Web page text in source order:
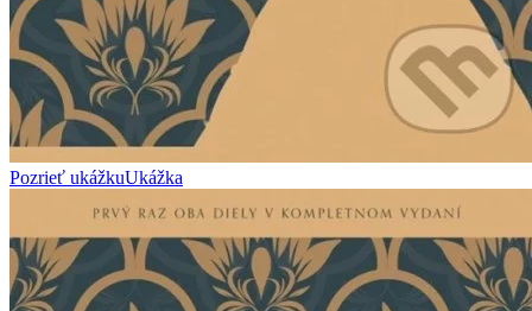
Pozrieť ukážkuUkážka